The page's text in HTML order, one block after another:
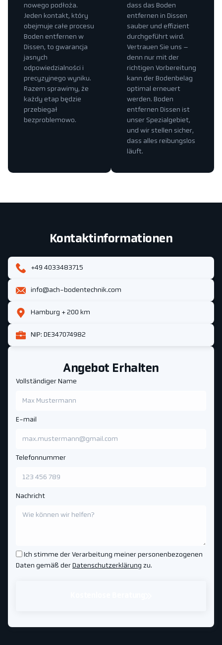
dass das Boden
entfernen in Dissen
sauber und effizient
durchgeführt wird.
Vertrauen Sie uns –
denn nur mit der
richtigen Vorbereitung
kann der Bodenbelag
optimal erneuert
werden. Boden
entfernen Dissen ist
unser Spezialgebiet,
und wir stellen sicher,
dass alles reibungslos
läuft.
nowego podłoża.
Jeden kontakt, który
obejmuje całe procesu
Boden entfernen w
Dissen, to gwarancja
jasnych
odpowiedzialności i
precyzyjnego wyniku.
Razem sprawimy, że
każdy etap będzie
przebiegał
bezproblemowo.
Angebot Erhalten
Vollständiger Name
E-mail
Telefonnummer
Nachricht
Ich stimme der Verarbeitung meiner personenbezogenen
Daten gemäß der Datenschutzerklärung zu.
Kontaktinformationen
+49 4033483715
info@ach-bodentechnik.com
Hamburg + 200 km
NIP: DE347074982